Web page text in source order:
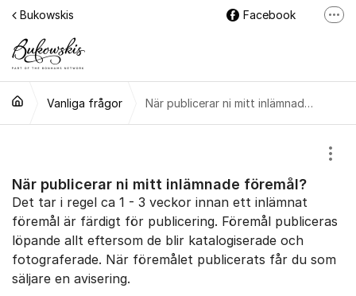
Hoppa till innehåll
Bukowskis Facebook
Vanliga frågor När publicerar ni mitt inlämnade föremål?
När publicerar ni mitt inlämnade föremål?
Det tar i regel ca 1 - 3 veckor innan ett inlämnat
föremål är färdigt för publicering. Föremål publiceras
löpande allt eftersom de blir katalogiserade och
fotograferade. När föremålet publicerats får du som
säljare en avisering.